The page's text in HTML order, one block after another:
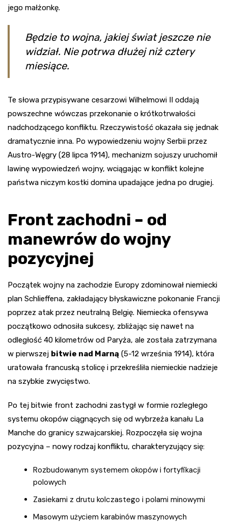
jego małżonkę.
Będzie to wojna, jakiej świat jeszcze nie
widział. Nie potrwa dłużej niż cztery
miesiące.
Te słowa przypisywane cesarzowi Wilhelmowi II oddają
powszechne wówczas przekonanie o krótkotrwałości
nadchodzącego konfliktu. Rzeczywistość okazała się jednak
dramatycznie inna. Po wypowiedzeniu wojny Serbii przez
Austro-Węgry (28 lipca 1914), mechanizm sojuszy uruchomił
lawinę wypowiedzeń wojny, wciągając w konflikt kolejne
państwa niczym kostki domina upadające jedna po drugiej.
Front zachodni – od
manewrów do wojny
pozycyjnej
Początek wojny na zachodzie Europy zdominował niemiecki
plan Schlieffena, zakładający błyskawiczne pokonanie Francji
poprzez atak przez neutralną Belgię. Niemiecka ofensywa
początkowo odnosiła sukcesy, zbliżając się nawet na
odległość 40 kilometrów od Paryża, ale została zatrzymana
w pierwszej bitwie nad Marną (5-12 września 1914), która
uratowała francuską stolicę i przekreśliła niemieckie nadzieje
na szybkie zwycięstwo.
Po tej bitwie front zachodni zastygł w formie rozległego
systemu okopów ciągnących się od wybrzeża kanału La
Manche do granicy szwajcarskiej. Rozpoczęła się wojna
pozycyjna – nowy rodzaj konfliktu, charakteryzujący się:
Rozbudowanym systemem okopów i fortyfikacji
polowych
Zasiekami z drutu kolczastego i polami minowymi
Masowym użyciem karabinów maszynowych